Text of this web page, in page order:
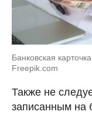
Банковская
Freepik.com
Также не
записанным на